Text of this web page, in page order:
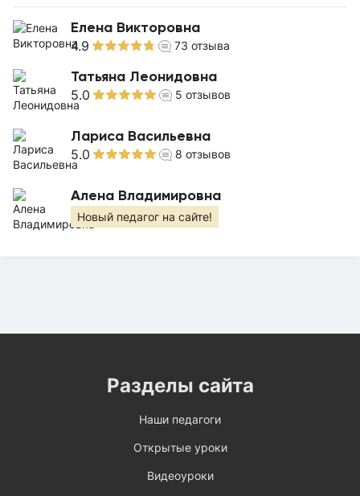
Елена Викторовна
4.9 73 отзыва
Татьяна Леонидовна
5.0 5 отзывов
Лариса Васильевна
5.0 8 отзывов
Алена Владимировна
Новый педагог на сайте!
Разделы сайта
Наши педагоги
Открытые уроки
Видеоуроки